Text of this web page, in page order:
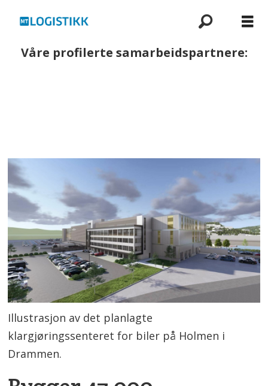
Våre profilerte samarbeidspartnere:
Illustrasjon av det planlagte
klargjøringssenteret for biler på Holmen i
Drammen.